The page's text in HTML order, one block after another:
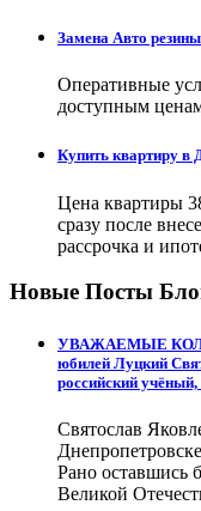
Замена Авто
Оперативные
доступным
Купить квартиру в
Цена квартиры
сразу после
рассрочка и
Новые Посты
УВАЖАЕМЫЕ
юбилей Луцкий
российский
Святослав
Рано оставшись
Великой